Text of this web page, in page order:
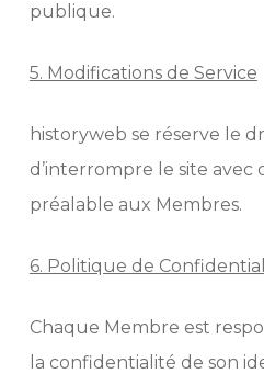
publique.
5. Modifications de Service
historyweb se réserve le
d’interrompre le site avec
préalable aux Membres.
6. Politique de
Chaque Membre est
la confidentialité de son